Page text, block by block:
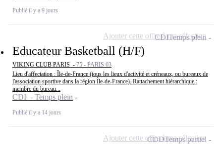
Publié il y a 9 jours
Educateur Basketball (H/F)
VIKING CLUB PARIS - 75 - PARIS 03
Lieu d'affectation : Île-de-France (tous les lieux d'activité et créneaux, ou bureaux de
l'association sportive dans la région Île-de-France). Rattachement hiérarchique :
membre du bureau...
CDI - Temps plein
Publié il y a 14 jours
CDITemps plein
Ajouter cette offre à ma sélection
CDDTemps partiel
Ajouter cette offre à ma sélection